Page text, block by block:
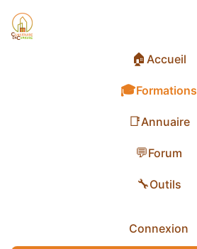
🏠 Accueil
🎓Formations
📑Annuaire
💬Forum
🔧Outils
Connexion